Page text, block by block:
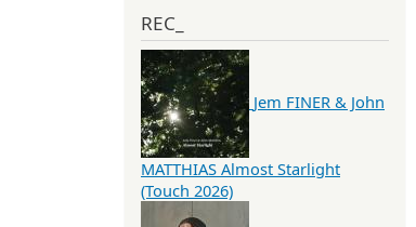
REC_
Jem FINER & John
MATTHIAS Almost Starlight
(Touch 2026)